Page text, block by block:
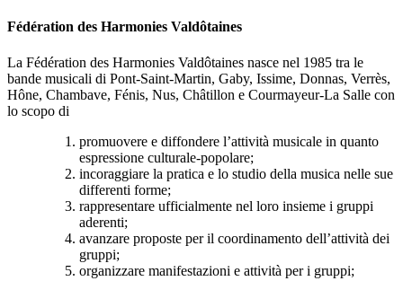
Fédération des Harmonies Valdôtaines
La Fédération des Harmonies Valdôtaines nasce nel 1985 tra le
bande musicali di Pont-Saint-Martin, Gaby, Issime, Donnas, Verrès,
Hône, Chambave, Fénis, Nus, Châtillon e Courmayeur-La Salle con
lo scopo di
promuovere e diffondere l’attività musicale in quanto
espressione culturale-popolare;
incoraggiare la pratica e lo studio della musica nelle sue
differenti forme;
rappresentare ufficialmente nel loro insieme i gruppi
aderenti;
avanzare proposte per il coordinamento dell’attività dei
gruppi;
organizzare manifestazioni e attività per i gruppi;